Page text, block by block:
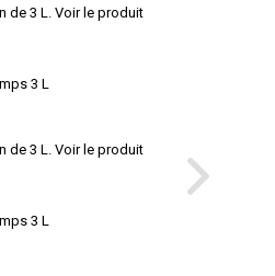
3 L.
Voir le produit
3 L
3 L.
Voir le produit
3 L